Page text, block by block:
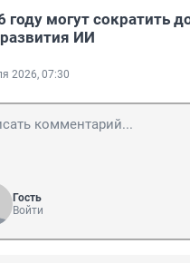
году могут сократить
ИИ
2026, 07:30
Гость
Войти